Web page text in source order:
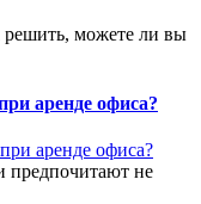
решить, можете ли вы
аренде офиса?
предпочитают не